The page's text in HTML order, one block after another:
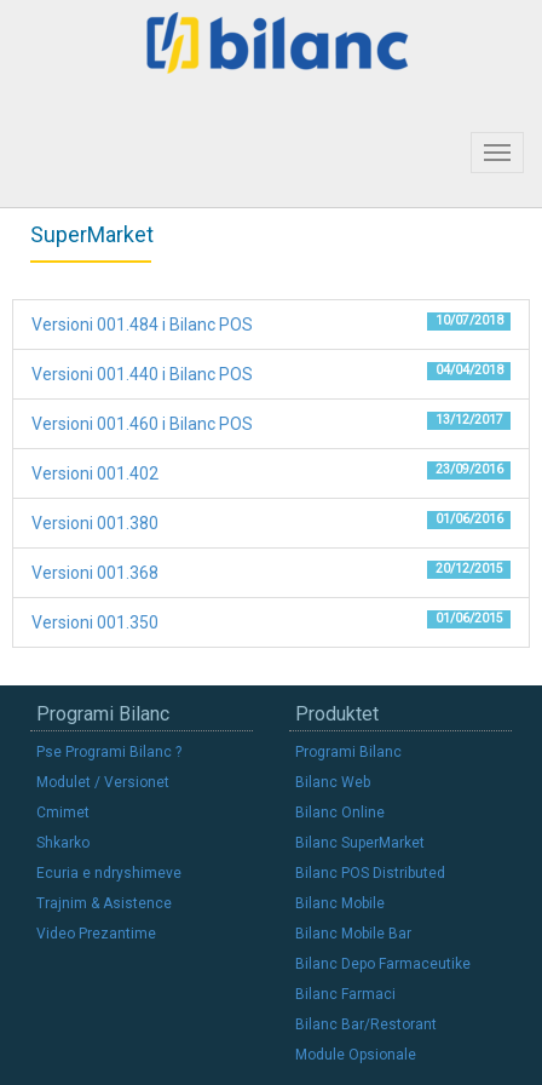
SuperMarket
Versioni 001.484 i Bilanc POS 10/07/2018
Versioni 001.440 i Bilanc POS 04/04/2018
Versioni 001.460 i Bilanc POS 13/12/2017
Versioni 001.402 23/09/2016
Versioni 001.380 01/06/2016
Versioni 001.368 20/12/2015
Versioni 001.350 01/06/2015
Programi Bilanc
Pse Programi Bilanc ?
Modulet / Versionet
Cmimet
Shkarko
Ecuria e ndryshimeve
Trajnim & Asistence
Video Prezantime
Produktet
Programi Bilanc
Bilanc Web
Bilanc Online
Bilanc SuperMarket
Bilanc POS Distributed
Bilanc Mobile
Bilanc Mobile Bar
Bilanc Depo Farmaceutike
Bilanc Farmaci
Bilanc Bar/Restorant
Module Opsionale